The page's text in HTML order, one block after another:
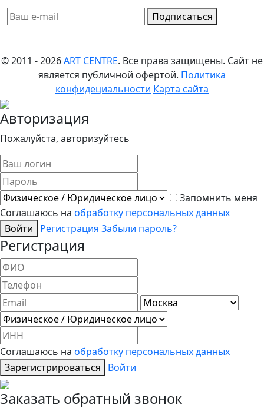
Подписаться
© 2011 - 2026ART CENTRE. Все права защищены. Сайт не
является публичной офертой. Политика
конфидециальности Карта сайта
Авторизация
Пожалуйста, авторизуйтесь
Запомнить меня
Соглашаюсь на обработку персональных данных
Войти
Регистрация Забыли пароль?
Регистрация
Соглашаюсь на обработку персональных данных
Зарегистрироваться
Войти
Заказать обратный звонок